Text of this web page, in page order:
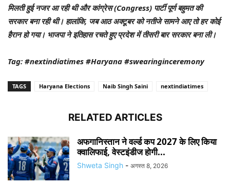
मिलती हुई नजर आ रही थी और कांग्रेस (Congress) पार्टी पूर्ण बहुमत की
सरकार बना रही थी। हालांकि, जब आठ अक्टूबर को नतीजे सामने आए तो हर कोई
हैरान हो गया। भाजपा ने इतिहास रचते हुए प्रदेश में तीसरी बार सरकार बना ली।
Tag: #nextindiatimes #Haryana #swearinginceremony
TAGS Haryana Elections Naib Singh Saini nextindiatimes
RELATED ARTICLES
अफगानिस्तान ने वर्ल्ड कप 2027 के लिए किया
क्वालिफाई, वेस्टइंडीज होगी...
Shweta Singh - अगस्त 8, 2026